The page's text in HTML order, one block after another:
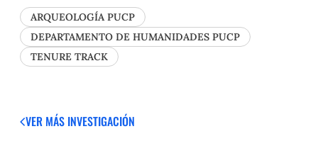
ARQUEOLOGÍA PUCP
DEPARTAMENTO DE HUMANIDADES PUCP
TENURE TRACK
VER MÁS INVESTIGACIÓN